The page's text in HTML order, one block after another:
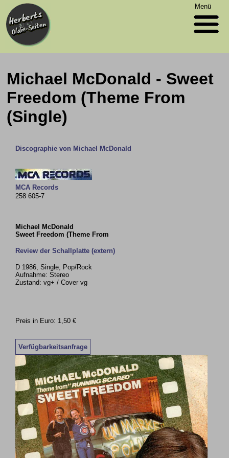
Menü
Michael McDonald - Sweet
Freedom (Theme From
(Single)
Discographie von Michael McDonald
MCA Records
258 605-7
Michael McDonald
Sweet Freedom (Theme From
Review der Schallplatte (extern)
D 1986, Single, Pop/Rock
Aufnahme: Stereo
Zustand: vg+ / Cover vg
Preis in Euro: 1,50 €
Verfügbarkeitsanfrage